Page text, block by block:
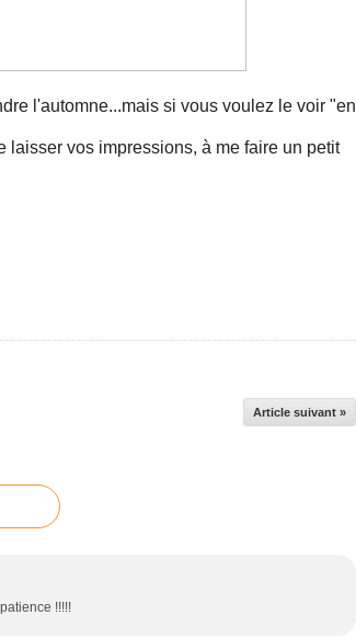
l'automne...mais si vous voulez le voir "en
laisser vos impressions, à me faire un petit
Article suivant »
!!!!!